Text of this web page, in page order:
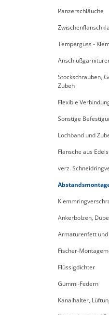
Panzerschläuche
Temperguss -
Stockschrauben,
Zubeh
Flexible
Sonstige
Lochband und
Flansche aus
verz.
Ankerbolzen,
Armaturenfett
Fischer-
Flüssigdichter
Gummi-Federn
Kanalhalter,